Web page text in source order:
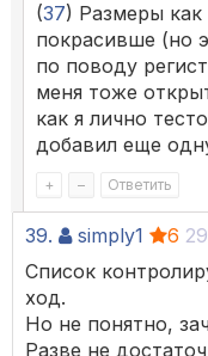
(37) Размеры
покрасивше (но
по поводу
меня тоже
как я лично
добавил еще
+ – Ответить
39. simply1 6
Список
ход.
Но не понятно,
Разве не